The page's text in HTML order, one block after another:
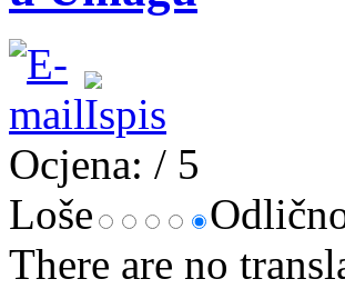
Ocjena: / 5
Loše
There are no